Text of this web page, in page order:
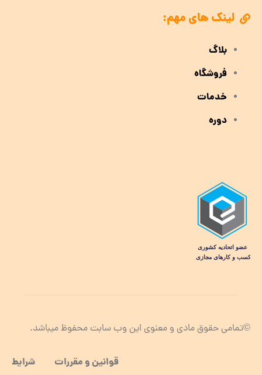
لینک های مهم:
بلاگ
فروشگاه
خدمات
دوره
©تمامی حقوق مادی و معنوی این وب سابت محفوظ میباشد.
قوانین و مقررات شرایط